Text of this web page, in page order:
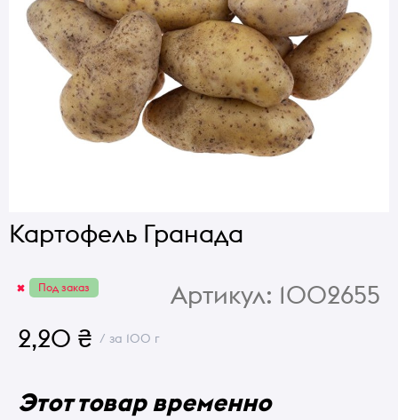
Картофель Гранада
Под заказ Артикул: 1002655
2,20 ₴ / за 100 г
Этот товар временно